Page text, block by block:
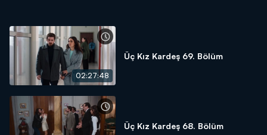
02:27:48
Üç Kız Kardeş 69. Bölüm
Üç Kız Kardeş 68. Bölüm